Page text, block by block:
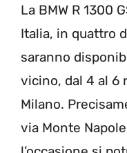
La BMW R 1300
Italia, in quattro
saranno
vicino, dal 4 al 6
Milano.
via Monte